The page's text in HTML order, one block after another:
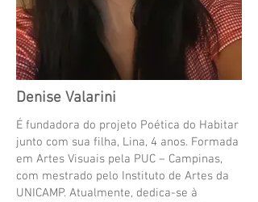
Denise Valarini
É fundadora do projeto Poética do Habitar
junto com sua filha, Lina, 4 anos. Formada
em Artes Visuais pela PUC – Campinas,
com mestrado pelo Instituto de Artes da
UNICAMP. Atualmente, dedica-se à